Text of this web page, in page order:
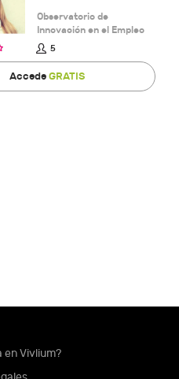
Observatorio de
Innovación en el Empleo
5
AccedeGRATIS
en Vivlium?